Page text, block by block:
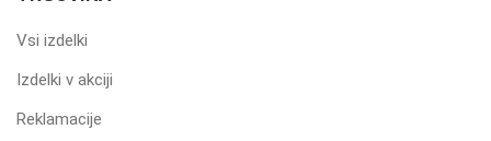
Vsi izdelki
Izdelki v akciji
Reklamacije